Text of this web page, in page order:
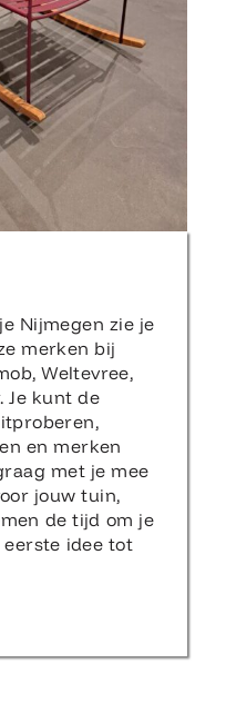
Nijmegen zie je
merken bij
Weltevree,
Je kunt de
en merken
met je mee
jouw tuin,
de tijd om je
idee tot